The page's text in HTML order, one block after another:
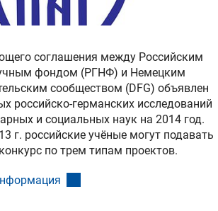
соглашения между Российским
фондом (РГНФ) и Немецким
сообществом (DFG) объявлен
российско-германских исследований
и социальных наук на 2014 год.
г. российские учёные могут подавать
по трем типам проектов.